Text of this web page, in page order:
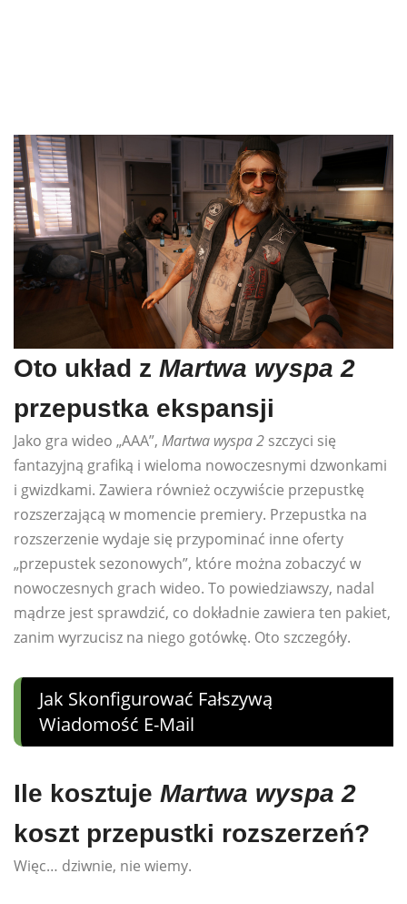
Oto układ z Martwa wyspa 2
przepustka ekspansji
Jako gra wideo „AAA”, Martwa wyspa 2 szczyci się
fantazyjną grafiką i wieloma nowoczesnymi dzwonkami
i gwizdkami. Zawiera również oczywiście przepustkę
rozszerzającą w momencie premiery. Przepustka na
rozszerzenie wydaje się przypominać inne oferty
„przepustek sezonowych”, które można zobaczyć w
nowoczesnych grach wideo. To powiedziawszy, nadal
mądrze jest sprawdzić, co dokładnie zawiera ten pakiet,
zanim wyrzucisz na niego gotówkę. Oto szczegóły.
Jak Skonfigurować Fałszywą
Wiadomość E-Mail
Ile kosztuje Martwa wyspa 2
koszt przepustki rozszerzeń?
Więc… dziwnie, nie wiemy.